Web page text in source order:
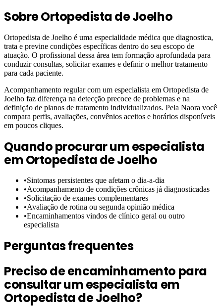
SobreOrtopedista de Joelho
Ortopedista de Joelho é uma especialidade médica que diagnostica,
trata e previne condições específicas dentro do seu escopo de
atuação. O profissional dessa área tem formação aprofundada para
conduzir consultas, solicitar exames e definir o melhor tratamento
para cada paciente.
Acompanhamento regular com um especialista em Ortopedista de
Joelho faz diferença na detecção precoce de problemas e na
definição de planos de tratamento individualizados. Pela Naora você
compara perfis, avaliações, convênios aceitos e horários disponíveis
em poucos cliques.
Quando procurar um especialista
emOrtopedista de Joelho
•Sintomas persistentes que afetam o dia-a-dia
•Acompanhamento de condições crônicas já diagnosticadas
•Solicitação de exames complementares
•Avaliação de rotina ou segunda opinião médica
•Encaminhamentos vindos de clínico geral ou outro
especialista
Perguntas frequentes
Preciso de encaminhamento para
consultar um especialista em
Ortopedista de Joelho?